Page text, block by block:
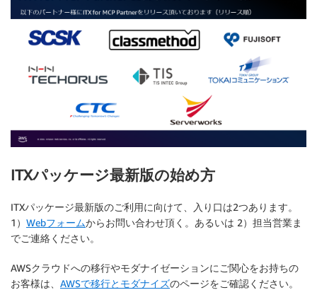
ITXパッケージ最新版の始め方
ITXパッケージ最新版のご利用に向けて、入り口は2つあります。
1） Webフォームからお問い合わせ頂く。あるいは 2）担当営業ま
でご連絡ください。
AWSクラウドへの移行やモダナイゼーションにご関心をお持ちの
お客様は、 AWSで移行とモダナイズのページをご確認ください。